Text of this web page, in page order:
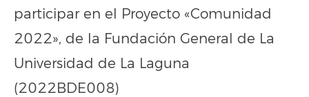
participar en el Proyecto «Comunidad
2022», de la Fundación General de La
Universidad de La Laguna
(2022BDE008)